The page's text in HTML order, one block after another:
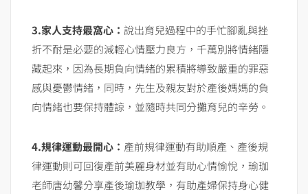
3.家人支持最窩心： 說出育兒過程中的手忙腳亂與挫
折不耐是必要的減輕心情壓力良方，千萬別將情緒隱
藏起來，因為長期負向情緒的累積將導致嚴重的罪惡
感與憂鬱情緒，同時，先生及親友對於產後媽媽的負
向情緒也要保持體諒，並隨時共同分攤育兒的辛勞。
4.規律運動最開心： 產前規律運動有助順產、產後規
律運動則可回復產前美麗身材並有助心情愉悅，瑜珈
老師唐幼馨分享產後瑜珈教學，有助產婦保持身心健